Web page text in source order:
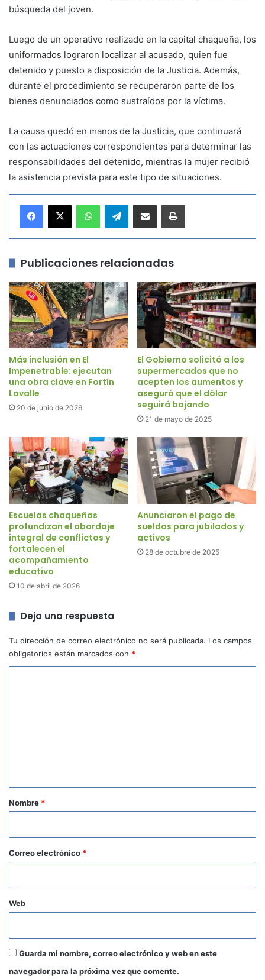
búsqueda del joven.
Luego de un operativo realizado en la capital chaqueña, los
uniformados lograron localizar al acusado, quien fue
detenido y puesto a disposición de la Justicia. Además,
durante el procedimiento se recuperaron parte de los
bienes denunciados como sustraídos por la víctima.
La causa quedó en manos de la Justicia, que continuará
con las actuaciones correspondientes para determinar las
responsabilidades del detenido, mientras la mujer recibió
la asistencia prevista para este tipo de situaciones.
Telegram
Publicaciones relacionadas
Más inclusión en El
Impenetrable: ejecutan
una obra clave en Fortín
Lavalle
20 de junio de 2026
El Gobierno solicitó a los
supermercados que no
acepten los aumentos y
aseguró que el dólar
seguirá bajando
21 de mayo de 2025
Escuelas chaqueñas
profundizan el abordaje
integral de conflictos y
fortalecen el
acompañamiento
educativo
10 de abril de 2026
Anunciaron el pago de
sueldos para jubilados y
activos
28 de octubre de 2025
Deja una respuesta
Tu dirección de correo electrónico no será publicada. Los campos
obligatorios están marcados con *
r
o
*
Nombre *
Correo electrónico *
Web
Guarda mi nombre, correo electrónico y web en este
navegador para la próxima vez que comente.